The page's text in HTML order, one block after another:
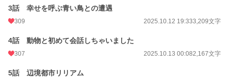
小説
ファンタジー 3,890 位 / 53,262 件
24h.ポイント 21 pt
3話 幸せを呼ぶ青い鳥との遭遇
309 2025.10.12 19:333,209文字
4話 動物と初めて会話しちゃいました
307 2025.10.13 00:082,167文字
5話 辺境都市リリアム